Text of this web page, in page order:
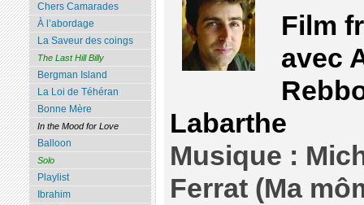
Film
avec
Labarthe
Musique :
Ferrat (Ma
Chers Camarades
À l’abordage
La Saveur des coings
The Last Hill Billy
Bergman Island
La Loi de Téhéran
Bonne Mère
In the Mood for Love
Balloon
Solo
Playlist
Ibrahim